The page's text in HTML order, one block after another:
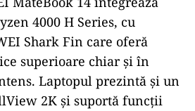
4000 H Series, cu
Shark Fin care oferă
superioare chiar și în
Laptopul prezintă și un
2K și suportă funcții